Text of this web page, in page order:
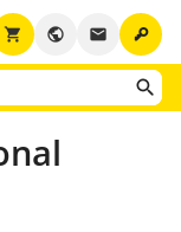
key
email
public
shopping_cart